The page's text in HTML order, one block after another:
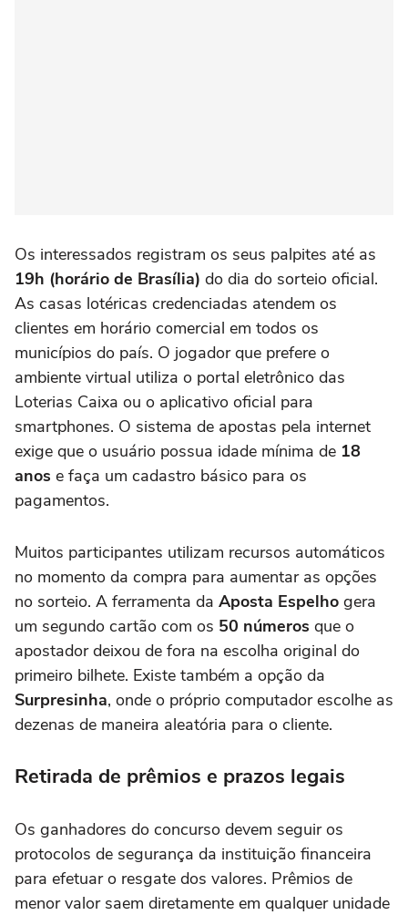
Os interessados registram os seus palpites até as
19h (horário de Brasília) do dia do sorteio oficial.
As casas lotéricas credenciadas atendem os
clientes em horário comercial em todos os
municípios do país. O jogador que prefere o
ambiente virtual utiliza o portal eletrônico das
Loterias Caixa ou o aplicativo oficial para
smartphones. O sistema de apostas pela internet
exige que o usuário possua idade mínima de 18
anos e faça um cadastro básico para os
pagamentos.
Muitos participantes utilizam recursos automáticos
no momento da compra para aumentar as opções
no sorteio. A ferramenta da Aposta Espelho gera
um segundo cartão com os 50 números que o
apostador deixou de fora na escolha original do
primeiro bilhete. Existe também a opção da
Surpresinha, onde o próprio computador escolhe as
dezenas de maneira aleatória para o cliente.
Retirada de prêmios e prazos legais
Os ganhadores do concurso devem seguir os
protocolos de segurança da instituição financeira
para efetuar o resgate dos valores. Prêmios de
menor valor saem diretamente em qualquer unidade